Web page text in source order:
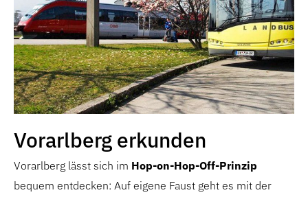
Vorarlberg erkunden
Vorarlberg lässt sich im Hop-on-Hop-Off-Prinzip
bequem entdecken: Auf eigene Faust geht es mit der